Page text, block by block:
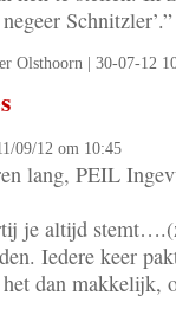
Schnitzler’.”
Olsthoorn | 30-07-12
09/12 om 10:45
lang, PEIL
je altijd
Iedere keer
dan makkelijk,